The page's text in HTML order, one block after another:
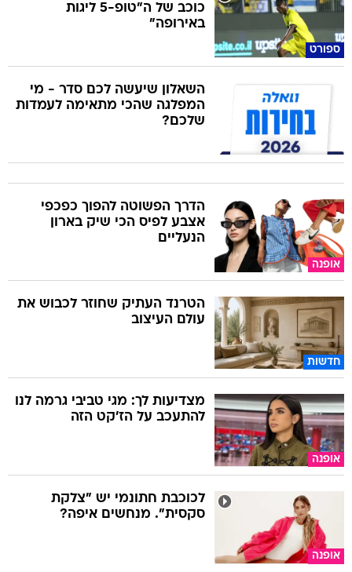
ספורט
כוכב של ה"טופ-5 ליגות
באירופה"
השאלון שיעשה לכם סדר - מי
המפלגה שהכי מתאימה לעמדות
שלכם?
אופנה
הדרך הפשוטה להפוך כפכפי
אצבע לפיס הכי שיק בארון
הנעליים
חדשות
הטרנד העתיק שחוזר לכבוש את
עולם העיצוב
אופנה
מצדיעות לך: מגי טביבי גרמה לנו
להתעכב על הז'קט הזה
אופנה
לכוכבת חתונמי יש "צלקת
סקסית". מנחשים איפה?